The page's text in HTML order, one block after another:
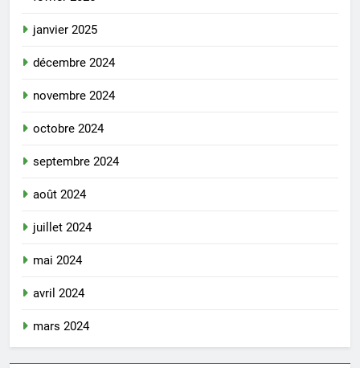
janvier 2025
décembre 2024
novembre 2024
octobre 2024
septembre 2024
août 2024
juillet 2024
mai 2024
avril 2024
mars 2024